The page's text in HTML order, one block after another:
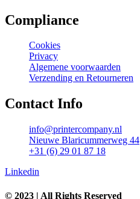
Compliance
Cookies
Privacy
Algemene voorwaarden
Verzending en Retourneren
Contact Info
info@printercompany.nl
Nieuwe Blaricummerweg 44
+31 (6) 29 01 87 18
Linkedin
© 2023 | All Rights Reserved